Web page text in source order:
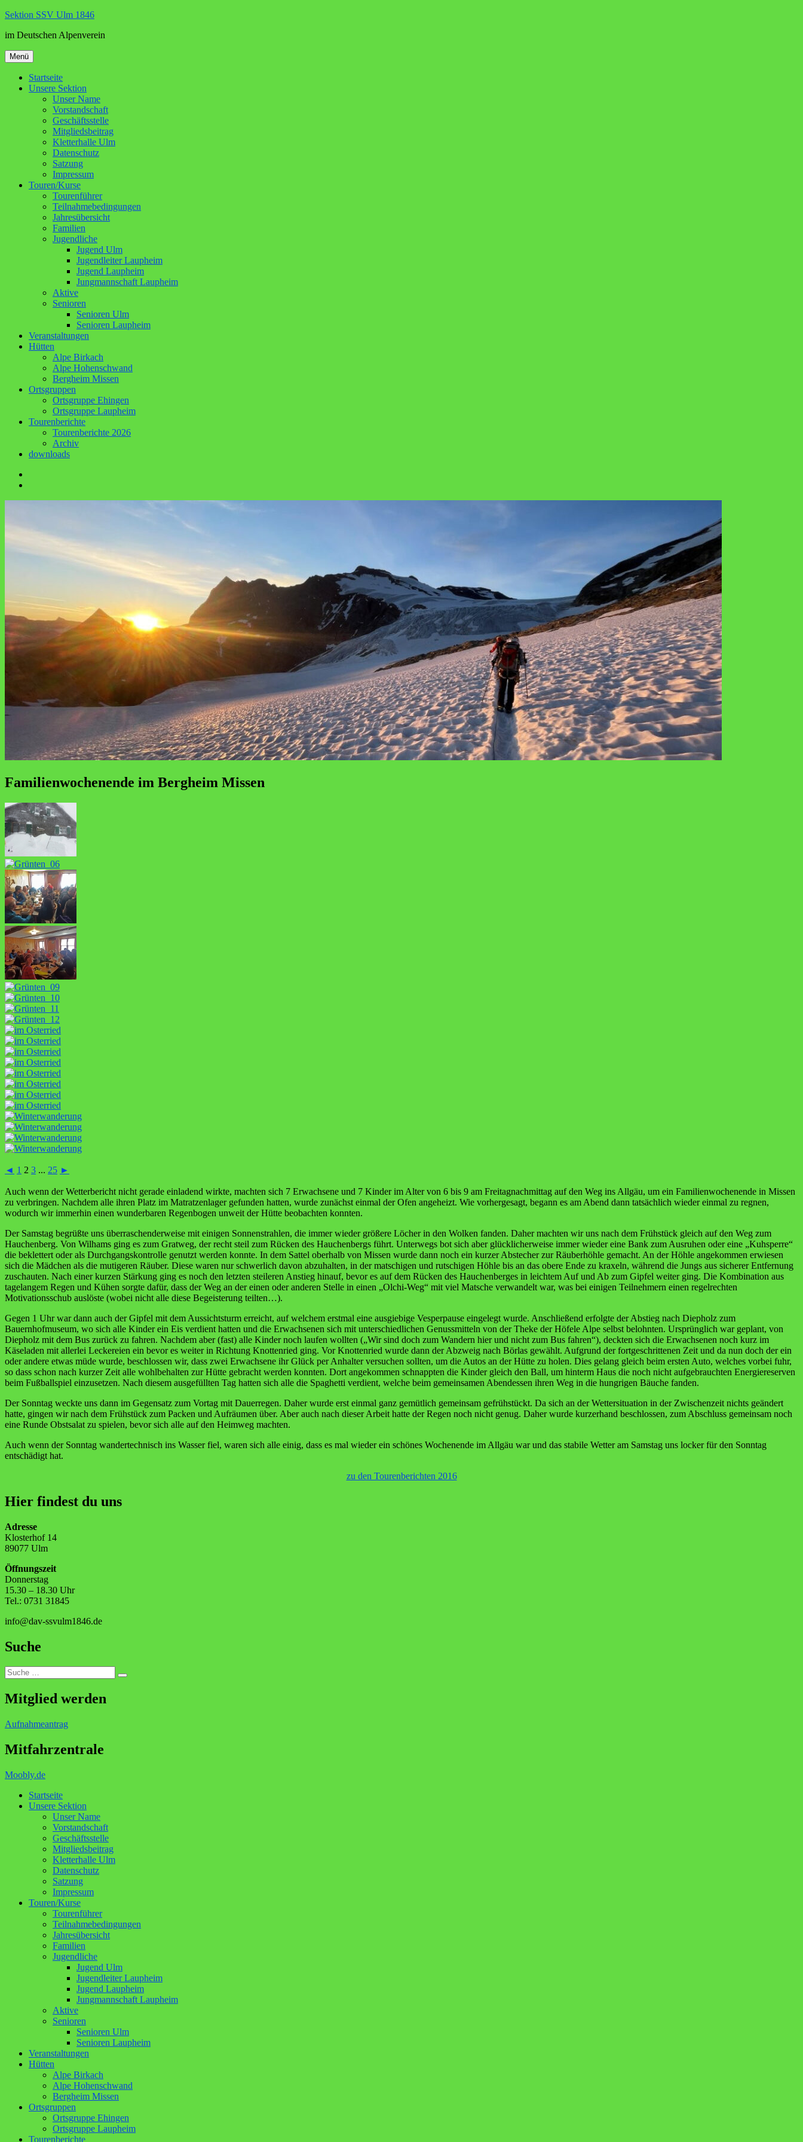
Zum
springen
Sektion SSV Ulm 1846
im Deutschen Alpenverein
Menü
Startseite
Unsere Sektion
Unser Name
Vorstandschaft
Geschäftsstelle
Mitgliedsbeitrag
Kletterhalle Ulm
Datenschutz
Satzung
Impressum
Touren/Kurse
Tourenführer
Teilnahmebedingungen
Jahresübersicht
Familien
Jugendliche
Jugend Ulm
Jugendleiter Laupheim
Jugend Laupheim
Jungmannschaft Laupheim
Aktive
Senioren
Senioren Ulm
Senioren Laupheim
Veranstaltungen
Hütten
Alpe Birkach
Alpe Hohenschwand
Bergheim Missen
Ortsgruppen
Ortsgruppe Ehingen
Ortsgruppe Laupheim
Tourenberichte
Tourenberichte 2026
Archiv
downloads
Familienwochenende im Bergheim Missen
◄ 1 2 3 ... 25 ►
Auch wenn der Wetterbericht nicht gerade einladend wirkte, machten sich 7 Erwachsene und 7 Kinder im Alter von 6 bis 9 am Freitagnachmittag auf den Weg ins Allgäu, um ein Familienwochenende in Missen
zu verbringen. Nachdem alle ihren Platz im Matratzenlager gefunden hatten, wurde zunächst einmal der Ofen angeheizt. Wie vorhergesagt, begann es am Abend dann tatsächlich wieder einmal zu regnen,
wodurch wir immerhin einen wunderbaren Regenbogen unweit der Hütte beobachten konnten.
Der Samstag begrüßte uns überraschenderweise mit einigen Sonnenstrahlen, die immer wieder größere Löcher in den Wolken fanden. Daher machten wir uns nach dem Frühstück gleich auf den Weg zum
Hauchenberg. Von Wilhams ging es zum Gratweg, der recht steil zum Rücken des Hauchenbergs führt. Unterwegs bot sich aber glücklicherweise immer wieder eine Bank zum Ausruhen oder eine „Kuhsperre“
die beklettert oder als Durchgangskontrolle genutzt werden konnte. In dem Sattel oberhalb von Missen wurde dann noch ein kurzer Abstecher zur Räuberhöhle gemacht. An der Höhle angekommen erwiesen
sich die Mädchen als die mutigeren Räuber. Diese waren nur schwerlich davon abzuhalten, in der matschigen und rutschigen Höhle bis an das obere Ende zu kraxeln, während die Jungs aus sicherer Entfernung
zuschauten. Nach einer kurzen Stärkung ging es noch den letzten steileren Anstieg hinauf, bevor es auf dem Rücken des Hauchenberges in leichtem Auf und Ab zum Gipfel weiter ging. Die Kombination aus
tagelangem Regen und Kühen sorgte dafür, dass der Weg an der einen oder anderen Stelle in einen „Olchi-Weg“ mit viel Matsche verwandelt war, was bei einigen Teilnehmern einen regelrechten
Motivationsschub auslöste (wobei nicht alle diese Begeisterung teilten…).
Gegen 1 Uhr war dann auch der Gipfel mit dem Aussichtsturm erreicht, auf welchem erstmal eine ausgiebige Vesperpause eingelegt wurde. Anschließend erfolgte der Abstieg nach Diepholz zum
Bauernhofmuseum, wo sich alle Kinder ein Eis verdient hatten und die Erwachsenen sich mit unterschiedlichen Genussmitteln von der Theke der Höfele Alpe selbst belohnten. Ursprünglich war geplant, von
Diepholz mit dem Bus zurück zu fahren. Nachdem aber (fast) alle Kinder noch laufen wollten („Wir sind doch zum Wandern hier und nicht zum Bus fahren“), deckten sich die Erwachsenen noch kurz im
Käseladen mit allerlei Leckereien ein bevor es weiter in Richtung Knottenried ging. Vor Knottenried wurde dann der Abzweig nach Börlas gewählt. Aufgrund der fortgeschrittenen Zeit und da nun doch der ein
oder andere etwas müde wurde, beschlossen wir, dass zwei Erwachsene ihr Glück per Anhalter versuchen sollten, um die Autos an der Hütte zu holen. Dies gelang gleich beim ersten Auto, welches vorbei fuhr,
so dass schon nach kurzer Zeit alle wohlbehalten zur Hütte gebracht werden konnten. Dort angekommen schnappten die Kinder gleich den Ball, um hinterm Haus die noch nicht aufgebrauchten Energiereserven
beim Fußballspiel einzusetzen. Nach diesem ausgefüllten Tag hatten sich alle die Spaghetti verdient, welche beim gemeinsamen Abendessen ihren Weg in die hungrigen Bäuche fanden.
Der Sonntag weckte uns dann im Gegensatz zum Vortag mit Dauerregen. Daher wurde erst einmal ganz gemütlich gemeinsam gefrühstückt. Da sich an der Wettersituation in der Zwischenzeit nichts geändert
hatte, gingen wir nach dem Frühstück zum Packen und Aufräumen über. Aber auch nach dieser Arbeit hatte der Regen noch nicht genug. Daher wurde kurzerhand beschlossen, zum Abschluss gemeinsam noch
eine Runde Obstsalat zu spielen, bevor sich alle auf den Heimweg machten.
Auch wenn der Sonntag wandertechnisch ins Wasser fiel, waren sich alle einig, dass es mal wieder ein schönes Wochenende im Allgäu war und das stabile Wetter am Samstag uns locker für den Sonntag
entschädigt hat.
zu den Tourenberichten 2016
Hier findest du uns
Adresse
Klosterhof 14
89077 Ulm
Öffnungszeit
Donnerstag
15.30 – 18.30 Uhr
Tel.: 0731 31845
info@dav-ssvulm1846.de
Suche
Suche
nach:
Suchen
Mitglied werden
Aufnahmeantrag
Mitfahrzentrale
Moobly.de
Startseite
Unsere Sektion
Unser Name
Vorstandschaft
Geschäftsstelle
Mitgliedsbeitrag
Kletterhalle Ulm
Datenschutz
Satzung
Impressum
Touren/Kurse
Tourenführer
Teilnahmebedingungen
Jahresübersicht
Familien
Jugendliche
Jugend Ulm
Jugendleiter Laupheim
Jugend Laupheim
Jungmannschaft Laupheim
Aktive
Senioren
Senioren Ulm
Senioren Laupheim
Veranstaltungen
Hütten
Alpe Birkach
Alpe Hohenschwand
Bergheim Missen
Ortsgruppen
Ortsgruppe Ehingen
Ortsgruppe Laupheim
Tourenberichte